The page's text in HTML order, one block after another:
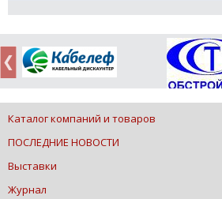
Каталог компаний и товаров
ПОСЛЕДНИЕ НОВОСТИ
Выставки
Журнал